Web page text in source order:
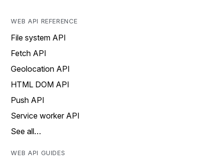
WEB API REFERENCE
File system API
Fetch API
Geolocation API
HTML DOM API
Push API
Service worker API
See all…
WEB API GUIDES